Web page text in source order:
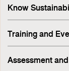
Know
Sustainability
Principles and
Corporate
Sustainability
Training and
Training
Events
Assessment